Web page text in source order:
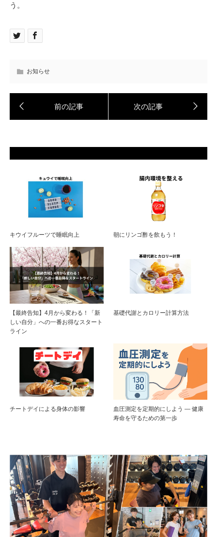
う。
お知らせ
キウイフルーツで睡眠向上 朝にリンゴ酢を飲もう！
【最終告知】4月から変わる！「新
しい自分」への一番お得なスタート
ライン
基礎代謝とカロリー計算方法
チートデイによる身体の影響
血圧測定を定期的にしよう ― 健康
寿命を守るための第一歩